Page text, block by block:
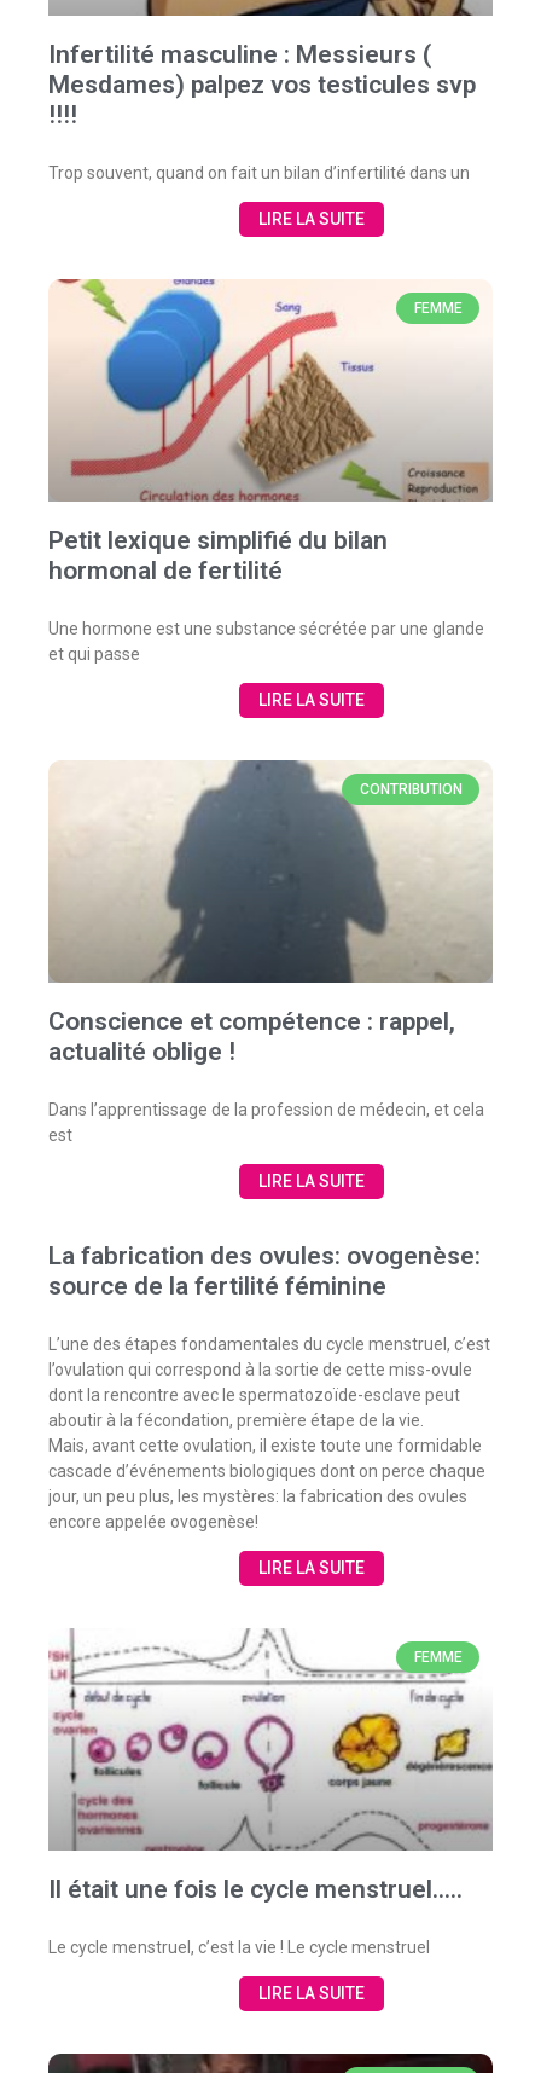
Infertilité masculine : Messieurs (
Mesdames) palpez vos testicules svp
!!!!
Trop souvent, quand on fait un bilan d’infertilité dans un
LIRE LA SUITE
FEMME
Petit lexique simplifié du bilan
hormonal de fertilité
Une hormone est une substance sécrétée par une glande
et qui passe
LIRE LA SUITE
CONTRIBUTION
Conscience et compétence : rappel,
actualité oblige !
Dans l’apprentissage de la profession de médecin, et cela
est
LIRE LA SUITE
La fabrication des ovules: ovogenèse:
source de la fertilité féminine
L’une des étapes fondamentales du cycle menstruel, c’est
l’ovulation qui correspond à la sortie de cette miss-ovule
dont la rencontre avec le spermatozoïde-esclave peut
aboutir à la fécondation, première étape de la vie.
Mais, avant cette ovulation, il existe toute une formidable
cascade d’événements biologiques dont on perce chaque
jour, un peu plus, les mystères: la fabrication des ovules
encore appelée ovogenèse!
LIRE LA SUITE
FEMME
Il était une fois le cycle menstruel…..
Le cycle menstruel, c’est la vie ! Le cycle menstruel
LIRE LA SUITE